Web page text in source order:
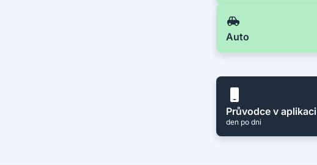
Auto
Průvodce v aplikaci
den po dni